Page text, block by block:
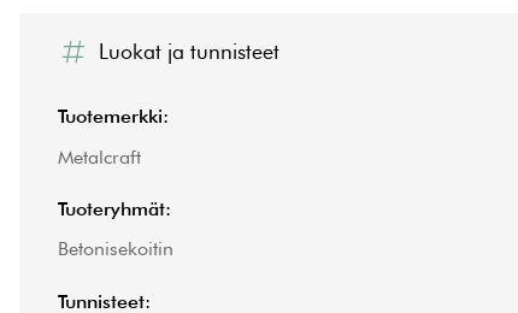
Luokat ja tunnisteet
Tuotemerkki:
Metalcraft
Tuoteryhmät:
Betonisekoitin
Tunnisteet: